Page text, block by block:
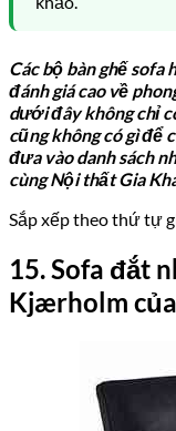
Các bộ bàn ghế
đánh giá cao về
dưới đây không chỉ
cũng không có gì để
đưa vào danh sách
cùng Nội thất Gia
Sắp xếp theo thứ tự
15. Sofa đắt
Kjærholm của